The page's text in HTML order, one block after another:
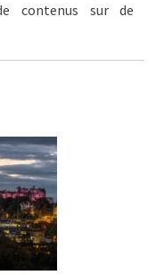
contenus sur de